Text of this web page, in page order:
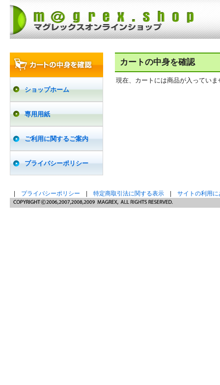
ショップホーム
専用用紙
ご利用に関するご案内
プライバシーポリシー
カートの中身を確認
現在、カートには商品が入っていま
プライバシーポリシー 特定商取引法に関する表示 サイトの利用に